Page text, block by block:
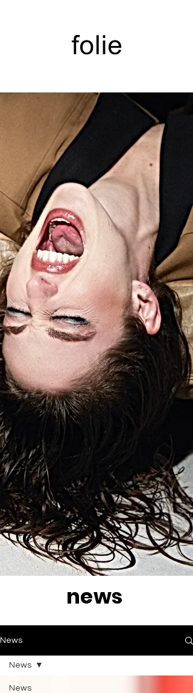
news
News
News
News